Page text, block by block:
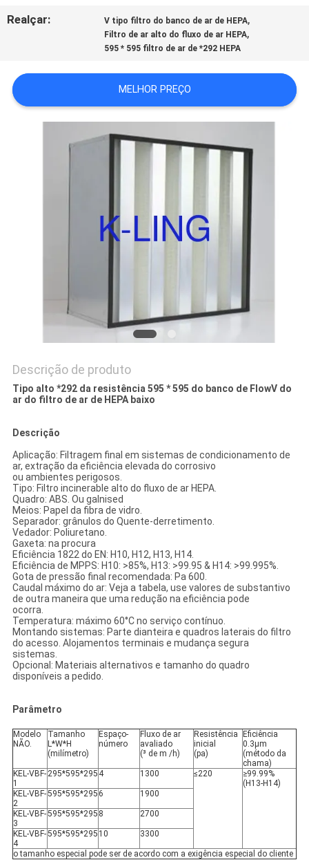
DO
SITE
POLÍTICA
Realçar: V tipo filtro do banco de ar de HEPA,
Filtro de ar alto do fluxo de ar HEPA,
595 * 595 filtro de ar de *292 HEPA
MELHOR PREÇO
Descrição de produto
Tipo alto *292 da resistência 595 * 595 do banco de FlowV do
ar do filtro de ar de HEPA baixo
Descrição
Aplicação: Filtragem final em sistemas de condicionamento de
ar, extração da eficiência elevada do corrosivo
ou ambientes perigosos.
Tipo: Filtro incinerable alto do fluxo de ar HEPA.
Quadro: ABS. Ou galnised
Meios: Papel da fibra de vidro.
Separador: grânulos do Quente-derretimento.
Vedador: Poliuretano.
Gaxeta: na procura
Eficiência 1822 do EN: H10, H12, H13, H14.
Eficiência de MPPS: H10: >85%, H13: >99.95 & H14: >99.995%.
Gota de pressão final recomendada: Pa 600.
Caudal máximo do ar: Veja a tabela, use valores de substantivo
de outra maneira que uma redução na eficiência pode
ocorra.
Temperatura: máximo 60°C no serviço contínuo.
Montando sistemas: Parte dianteira e quadros laterais do filtro
do acesso. Alojamentos terminais e mudança segura
sistemas.
Opcional: Materiais alternativos e tamanho do quadro
disponíveis a pedido.
Parâmetro
Modelo
NÃO.
Tamanho
L*W*H
(milímetro)
Espaço-
número
Fluxo de ar
avaliado
(³ de m /h)
Resistência
inicial
(pa)
Eficiência
0.3μm
(método da
chama)
KEL-VBF-
1
295*595*295 4 1300 ≤220
≥99.99%
(H13-H14)
KEL-VBF-
2
595*595*2956 1900
KEL-VBF-
3
595*595*295 8 2700
KEL-VBF-
4
595*595*295 10 3300
o tamanho especial pode ser de acordo com a exigência especial do cliente